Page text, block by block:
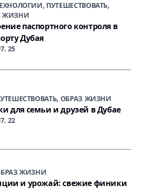
ПУТЕШЕСТВОВАТЬ,
ЖИЗНИ
паспортного контроля в
Дубая
25
ОБРАЗ ЖИЗНИ
для семьи и друзей в Дубае
22
ЖИЗНИ
и урожай: свежие финики